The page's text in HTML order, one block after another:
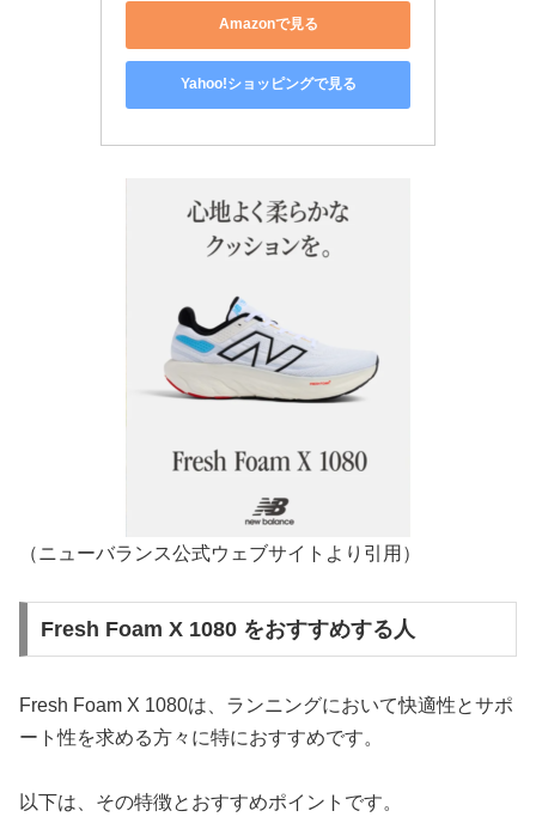
Amazonで見る
Yahoo!ショッピングで見る
（ニューバランス公式ウェブサイトより引用）
Fresh Foam X 1080 をおすすめする人
Fresh Foam X 1080は、ランニングにおいて快適性とサポ
ート性を求める方々に特におすすめです。
以下は、その特徴とおすすめポイントです。